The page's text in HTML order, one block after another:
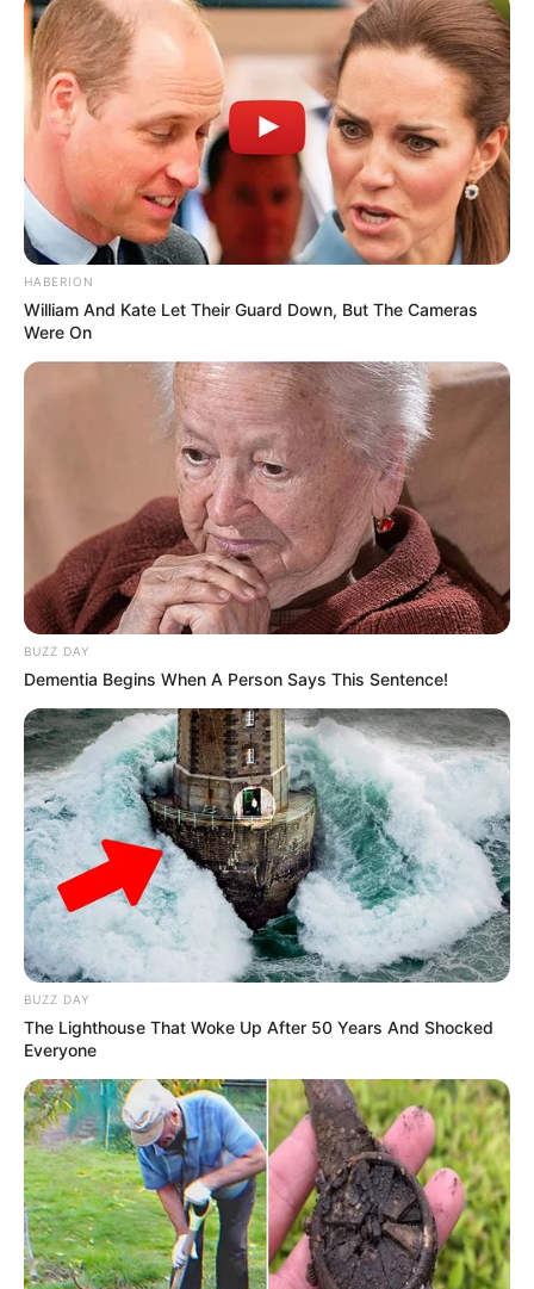
HABERION
William And Kate Let Their Guard Down, But The Cameras
Were On
BUZZ DAY
Dementia Begins When A Person Says This Sentence!
BUZZ DAY
The Lighthouse That Woke Up After 50 Years And Shocked
Everyone